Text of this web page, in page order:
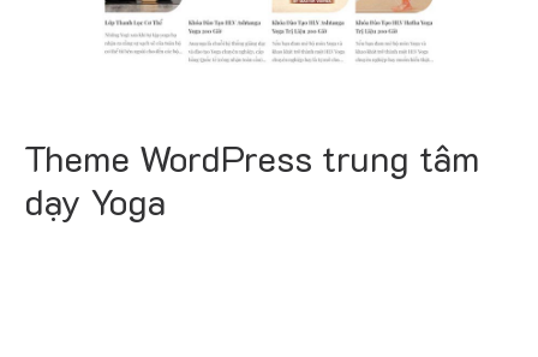
Theme WordPress trung tâm
dạy Yoga